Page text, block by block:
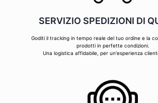
SERVIZIO SPEDIZIONI DI
Goditi il tracking in tempo reale del tuo ordine e la
prodotti in perfette condizioni.
Una logistica affidabile, per un'esperienza